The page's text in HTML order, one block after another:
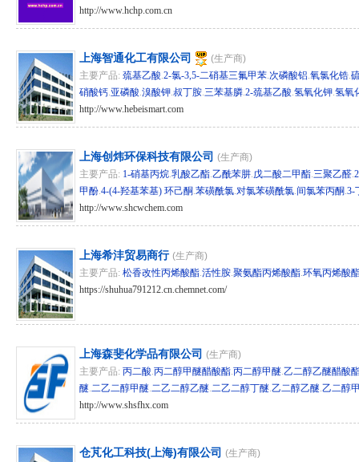
http://www.hchp.com.cn
上海智通化工有限公司
(生产商)
主要产品: 巯基乙酸.2-氯-3,5-二硝基三氟甲苯.次磷酸铝.氧氯化锆.
硝酸钙.亚磷酸.溴酸钾.叔丁胺.三苯基膦.2-巯基乙酸.氢氧化钾.氢氧
http://www.hebeismart.com
上海创炜环保科技有限公司 (生产商)
主要产品: 1-硝基丙烷.乳酸乙酯.乙酰苯肼.戊二酸二甲酯.三聚乙醛.
甲酚.4-(4-羟基苯基) 环己酮.苯磺酰氯.对氯苯磺酰氯.间氯苯丙酮.3-
http://www.shcwchem.com
上海希沣贸易商行 (生产商)
主要产品: 松香改性丙烯酸酯.活性胺.聚氨酯丙烯酸酯.环氧丙烯酸
https://shuhua791212.cn.chemnet.com/
上海森斐化学品有限公司 (生产商)
主要产品: 丙二酸.丙二醇甲醚醋酸酯.丙二醇甲醚.乙二醇乙醚醋酸
醚.二乙二醇甲醚.二乙二醇乙醚.二乙二醇丁醚.乙二醇乙醚.乙二醇
http://www.shsfhx.com
仓芃化工科技(上海)有限公司 (生产商)